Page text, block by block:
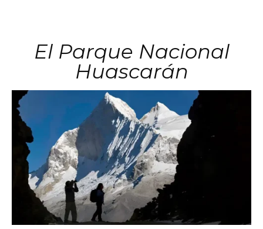
El Parque Nacional
Huascarán